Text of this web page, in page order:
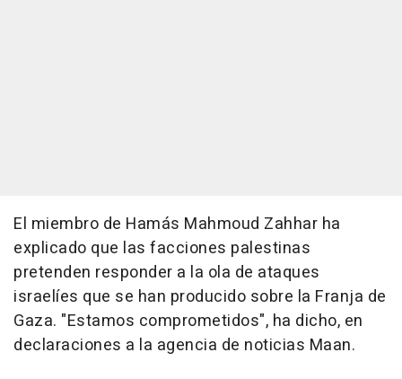
El miembro de Hamás Mahmoud Zahhar ha
explicado que las facciones palestinas
pretenden responder a la ola de ataques
israelíes que se han producido sobre la Franja de
Gaza. "Estamos comprometidos", ha dicho, en
declaraciones a la agencia de noticias Maan.